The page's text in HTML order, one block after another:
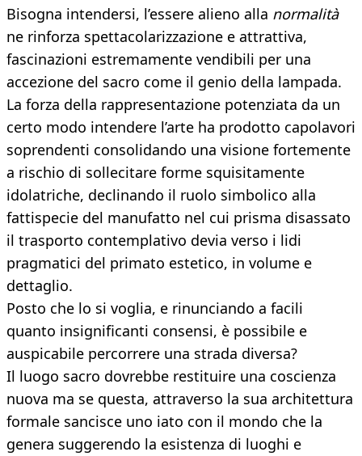
Bisogna intendersi, l’essere alieno alla normalità
ne rinforza spettacolarizzazione e attrattiva,
fascinazioni estremamente vendibili per una
accezione del sacro come il genio della lampada.
La forza della rappresentazione potenziata da un
certo modo intendere l’arte ha prodotto capolavori
soprendenti consolidando una visione fortemente
a rischio di sollecitare forme squisitamente
idolatriche, declinando il ruolo simbolico alla
fattispecie del manufatto nel cui prisma disassato
il trasporto contemplativo devia verso i lidi
pragmatici del primato estetico, in volume e
dettaglio.
Posto che lo si voglia, e rinunciando a facili
quanto insignificanti consensi, è possibile e
auspicabile percorrere una strada diversa?
Il luogo sacro dovrebbe restituire una coscienza
nuova ma se questa, attraverso la sua architettura
formale sancisce uno iato con il mondo che la
genera suggerendo la esistenza di luoghi e